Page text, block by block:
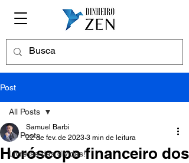
Post
All Posts
Livre-se das dívidas!
All Posts
Horóscopo financeiro dos
Samuel Barbi
22 de fev. de 2023 3 min de leitura